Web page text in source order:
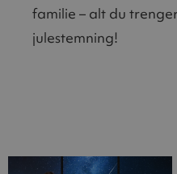
familie – alt du
julestemning!